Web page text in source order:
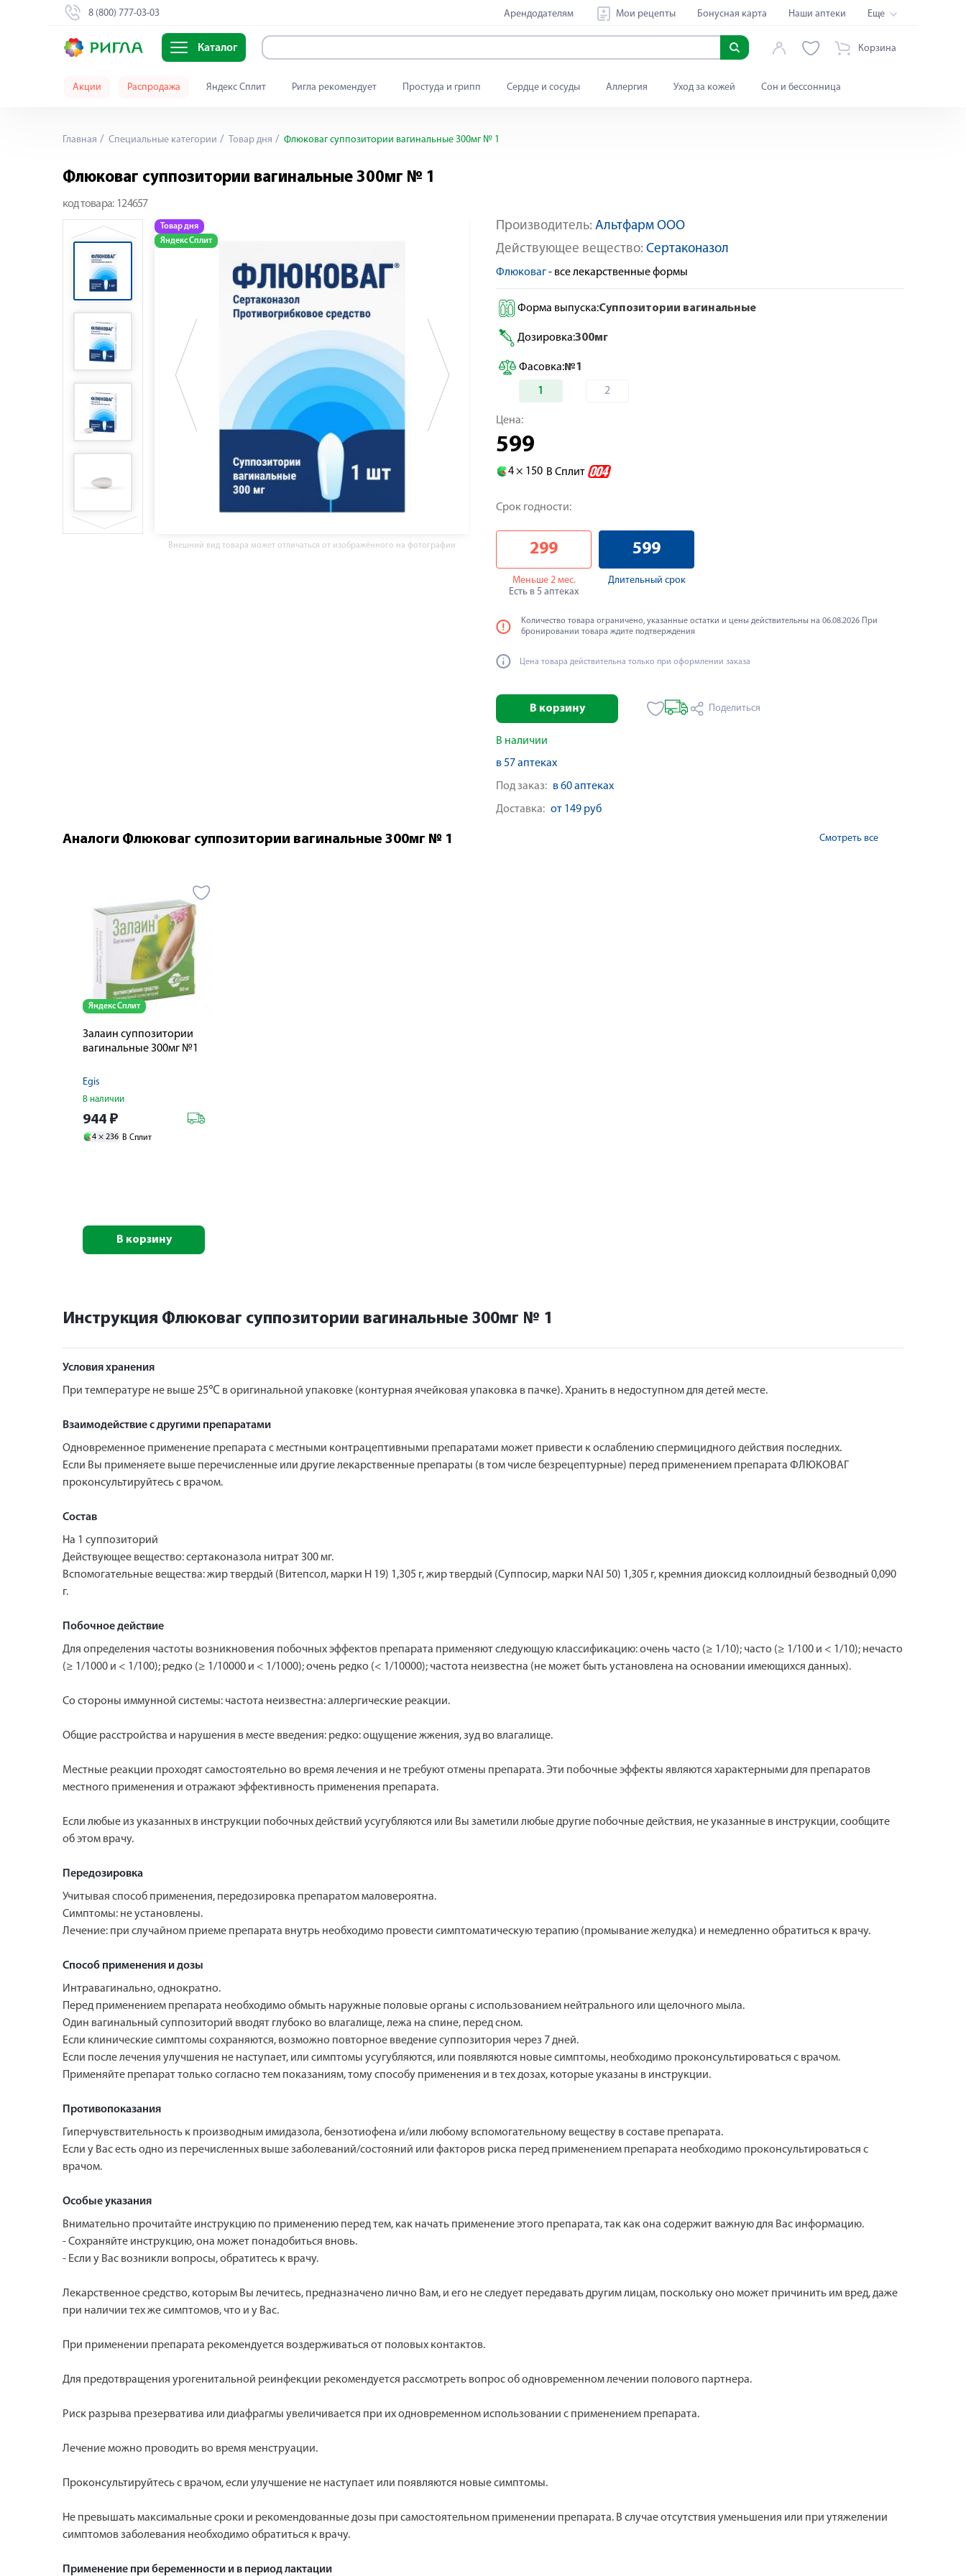
8 (800) 777-03-03 Арендодателям Мои рецепты Бонусная карта Наши аптеки Еще
Каталог Корзина
Акции Распродажа Яндекс Сплит Ригла рекомендует Простуда и грипп Сердце и сосуды Аллергия Уход за кожей Сон и бессонница
Главная Специальные категории Товар дня Флюковаг суппозитории вагинальные 300мг № 1
Флюковаг суппозитории вагинальные 300мг № 1
код товара: 124657
Товар дня
Яндекс Сплит
Товар дня
Внешний вид товара может отличаться от изображённого на фотографии
Производитель: Альтфарм ООО
Действующее вещество: Сертаконазол
Флюковаг- все лекарственные формы
Форма выпуска:Суппозитории вагинальные
Дозировка:300мг
Фасовка:№1
1 2
Цена:
599
4 × 150 В Сплит
Срок годности:
299
Меньше 2 мес.
Есть в 5 аптеках
599
Длительный срок
Количество товара ограничено, указанные остатки и цены действительны на 06.08.2026 При
бронировании товара ждите подтверждения
Цена товара действительна только при оформлении заказа
В корзину Поделиться
В наличии
в 57 аптеках
Под заказ: в 60 аптеках
Доставка: от 149 руб
Аналоги Флюковаг суппозитории вагинальные 300мг № 1 Смотреть все
Яндекс Сплит
Залаин суппозитории
вагинальные 300мг №1
Egis
В наличии
944 ₽
4 × 236 В Сплит
В корзину
Инструкция Флюковаг суппозитории вагинальные 300мг № 1
Условия хранения
При температуре не выше 25℃ в оригинальной упаковке (контурная ячейковая упаковка в пачке). Хранить в недоступном для детей месте.
Взаимодействие с другими препаратами
Одновременное применение препарата с местными контрацептивными препаратами может привести к ослаблению спермицидного действия последних.
Если Вы применяете выше перечисленные или другие лекарственные препараты (в том числе безрецептурные) перед применением препарата ФЛЮКОВАГ
проконсультируйтесь с врачом.
Состав
На 1 суппозиторий
Действующее вещество: сертаконазола нитрат 300 мг.
Вспомогательные вещества: жир твердый (Витепсол, марки Н 19) 1,305 г, жир твердый (Суппосир, марки NAI 50) 1,305 г, кремния диоксид коллоидный безводный 0,090
г.
Побочное действие
Для определения частоты возникновения побочных эффектов препарата применяют следующую классификацию: очень часто (≥ 1/10); часто (≥ 1/100 и < 1/10); нечасто
(≥ 1/1000 и < 1/100); редко (≥ 1/10000 и < 1/1000); очень редко (< 1/10000); частота неизвестна (не может быть установлена на основании имеющихся данных).
Со стороны иммунной системы: частота неизвестна: аллергические реакции.
Общие расстройства и нарушения в месте введения: редко: ощущение жжения, зуд во влагалище.
Местные реакции проходят самостоятельно во время лечения и не требуют отмены препарата. Эти побочные эффекты являются характерными для препаратов
местного применения и отражают эффективность применения препарата.
Если любые из указанных в инструкции побочных действий усугубляются или Вы заметили любые другие побочные действия, не указанные в инструкции, сообщите
об этом врачу.
Передозировка
Учитывая способ применения, передозировка препаратом маловероятна.
Симптомы: не установлены.
Лечение: при случайном приеме препарата внутрь необходимо провести симптоматическую терапию (промывание желудка) и немедленно обратиться к врачу.
Способ применения и дозы
Интравагинально, однократно.
Перед применением препарата необходимо обмыть наружные половые органы с использованием нейтрального или щелочного мыла.
Один вагинальный суппозиторий вводят глубоко во влагалище, лежа на спине, перед сном.
Если клинические симптомы сохраняются, возможно повторное введение суппозитория через 7 дней.
Если после лечения улучшения не наступает, или симптомы усугубляются, или появляются новые симптомы, необходимо проконсультироваться с врачом.
Применяйте препарат только согласно тем показаниям, тому способу применения и в тех дозах, которые указаны в инструкции.
Противопоказания
Гиперчувствительность к производным имидазола, бензотиофена и/или любому вспомогательному веществу в составе препарата.
Если у Вас есть одно из перечисленных выше заболеваний/состояний или факторов риска перед применением препарата необходимо проконсультироваться с
врачом.
Особые указания
Внимательно прочитайте инструкцию по применению перед тем, как начать применение этого препарата, так как она содержит важную для Вас информацию.
- Сохраняйте инструкцию, она может понадобиться вновь.
- Если у Вас возникли вопросы, обратитесь к врачу.
Лекарственное средство, которым Вы лечитесь, предназначено лично Вам, и его не следует передавать другим лицам, поскольку оно может причинить им вред, даже
при наличии тех же симптомов, что и у Вас.
При применении препарата рекомендуется воздерживаться от половых контактов.
Для предотвращения урогенитальной реинфекции рекомендуется рассмотреть вопрос об одновременном лечении полового партнера.
Риск разрыва презерватива или диафрагмы увеличивается при их одновременном использовании с применением препарата.
Лечение можно проводить во время менструации.
Проконсультируйтесь с врачом, если улучшение не наступает или появляются новые симптомы.
Не превышать максимальные сроки и рекомендованные дозы при самостоятельном применении препарата. В случае отсутствия уменьшения или при утяжелении
симптомов заболевания необходимо обратиться к врачу.
Применение при беременности и в период лактации